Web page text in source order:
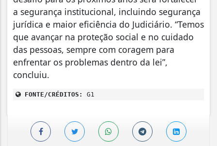
a segurança institucional, incluindo segurança
jurídica e maior eficiência do Judiciário. “Temos
que avançar na proteção social e no cuidado
das pessoas, sempre com coragem para
enfrentar os problemas dentro da lei”,
concluiu.
FONTE/CRÉDITOS: G1